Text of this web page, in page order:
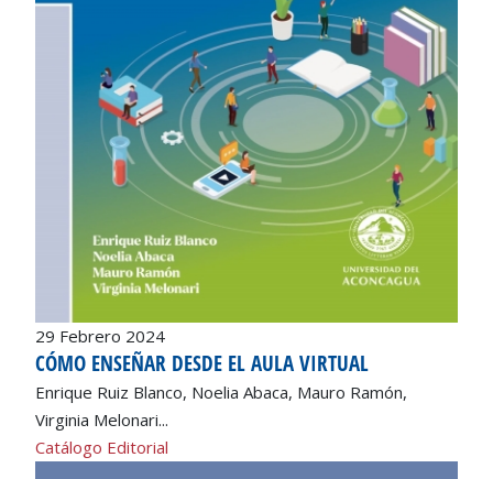
29 Febrero 2024
CÓMO ENSEÑAR DESDE EL AULA VIRTUAL
Enrique Ruiz Blanco, Noelia Abaca, Mauro Ramón,
Virginia Melonari...
Catálogo Editorial